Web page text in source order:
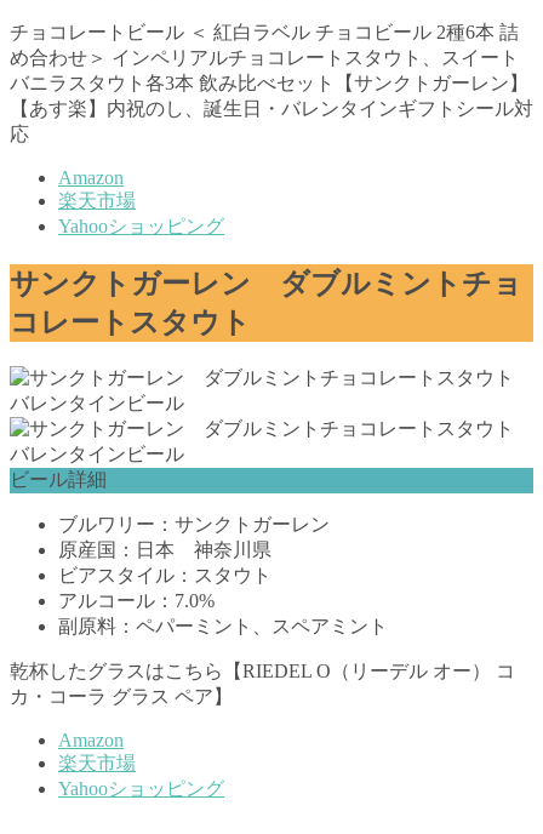
チョコレートビール ＜ 紅白ラベル チョコビール 2種6本 詰
め合わせ＞ インペリアルチョコレートスタウト、スイート
バニラスタウト各3本 飲み比べセット【サンクトガーレン】
【あす楽】内祝のし、誕生日・バレンタインギフトシール対
応
Amazon
楽天市場
Yahooショッピング
サンクトガーレン ダブルミントチョ
コレートスタウト
ビール詳細
ブルワリー：サンクトガーレン
原産国：日本 神奈川県
ビアスタイル：スタウト
アルコール：7.0%
副原料：ペパーミント、スペアミント
乾杯したグラスはこちら【RIEDEL O（リーデル オー） コ
カ・コーラ グラス ペア】
Amazon
楽天市場
Yahooショッピング